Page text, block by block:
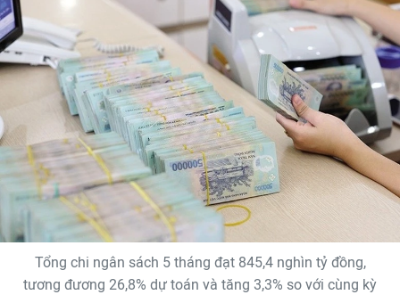
Tổng chi ngân sách 5 tháng đạt 845,4 nghìn tỷ đồng,
tương đương 26,8% dự toán và tăng 3,3% so với cùng kỳ